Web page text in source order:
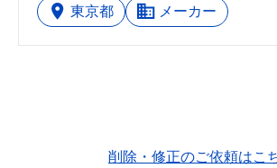
東京都 メーカー
削除・修正のご依頼はこ